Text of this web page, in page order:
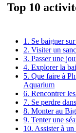
Top 10
1. Se baigner
2. Visiter un
3. Passer une
4. Explorer la
5. Que faire à
Aquarium
6. Rencontrer
7. Se perdre
8. Monter au
9. Tenter une
10. Assister à